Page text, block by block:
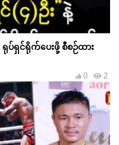
ပ်ရှင်ရိုက်ပေးဖို့ စီစဉ်ထား
2
0